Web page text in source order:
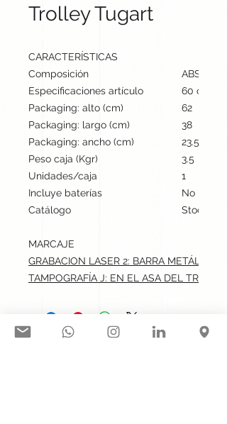
Trolley Tugart
CARACTERÍSTICAS
Composición
ABS
Especificaciones artículo
60 cm /
Packaging: alto (cm)
62
Packaging: largo (cm)
38
Packaging: ancho (cm)
23.5
Peso caja (Kgr)
3.5
Unidades/caja
1
Incluye baterías
No
Catálogo
Stock
MARCAJE
GRABACION LASER 2: BARRA
TAMPOGRAFÍA J: EN EL ASA DEL